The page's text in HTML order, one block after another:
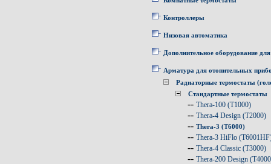
Контроллеры
Низовая автоматика
Дополнительное оборудование
Арматура для отопительных
Радиаторные термостаты
Стандартные термостаты
-- Thera-100 (T1000)
-- Thera-4 Design (T2000)
-- Thera-3 (T6000)
-- Thera-3 HiFlo
-- Thera-4 Classic (T3000)
-- Thera-200 Design